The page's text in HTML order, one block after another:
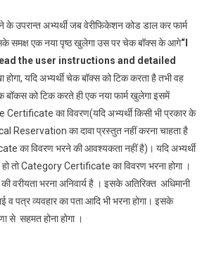
के उपरान्त अभ्‍यर्थी जब वेरीफिकेशन कोड डाल कर फार्म
समक्ष एक नया पृष्ठ खुलेगा उस पर चेक बॉक्स के आगे“I
the user instructions and detailed
होगा, यदि अभ्‍यर्थी चेक बॉक्‍स को टिक करता है तभी वह
को टिक करते ही एक नया फार्म खुलेगा इसमें
Certificate का विवरण(यदि अभ्यर्थी किसी भी प्रकार के
Reservation का दावा प्रस्तुत नहीं करना चाहता है
का विवरण भरने की आवश्यकता नहीं है)। यदि अभ्यर्थी
तो Category Certificate का विवरण भरना होगा ।
वरीयता भरना अनिवार्य है । इसके अतिरिक्त अधिमानी
व पत्र व्‍यवहार का पता आदि भी भरना होगा। इसके
से सहमत होना होगा ।